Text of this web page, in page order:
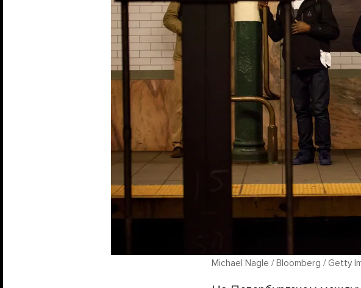
Michael Nagle / Bloomberg / Getty